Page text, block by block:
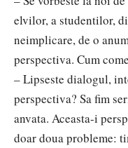
elvilor, a studentilor,
neimplicare, de o
perspectiva. Cum
– Lipseste dialogul,
perspectiva? Sa fim
anvata. Aceasta-i
doar doua probleme: